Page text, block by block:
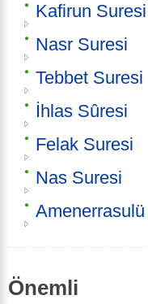
Kafirun Suresi
Nasr Suresi
Tebbet Suresi
İhlas Sûresi
Felak Suresi
Nas Suresi
Amenerrasulü
Önemli